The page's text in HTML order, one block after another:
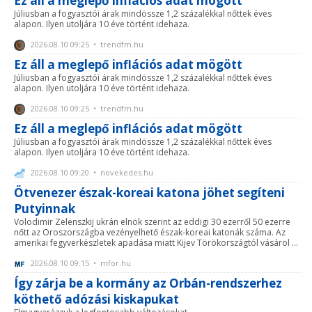
Júliusban a fogyasztói árak mindössze 1,2 százalékkal nőttek éves
alapon. Ilyen utoljára 10 éve történt idehaza.
2026.08.10 09:25 • trendfm.hu
Ez áll a meglepő inflációs adat mögött
Júliusban a fogyasztói árak mindössze 1,2 százalékkal nőttek éves
alapon. Ilyen utoljára 10 éve történt idehaza.
2026.08.10 09:25 • trendfm.hu
Ez áll a meglepő inflációs adat mögött
Júliusban a fogyasztói árak mindössze 1,2 százalékkal nőttek éves
alapon. Ilyen utoljára 10 éve történt idehaza.
2026.08.10 09:20 • novekedes.hu
Ötvenezer észak-koreai katona jöhet segíteni
Putyinnak
Volodimir Zelenszkij ukrán elnök szerint az eddigi 30 ezerről 50 ezerre
nőtt az Oroszországba vezényelhető észak-koreai katonák száma. Az
amerikai fegyverkészletek apadása miatt Kijev Törökországtól vásárol ...
2026.08.10 09:15 • mfor.hu
Így zárja be a kormány az Orbán-rendszerhez
köthető adózási kiskapukat